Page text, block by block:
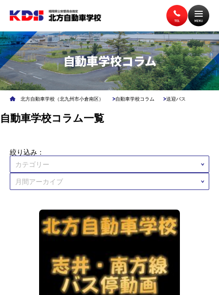
トップページ 入校案内
教習案内 講習案内
無料送迎バス
企業安全運転研修 学校交通安全講習
教習生ページ
自動車学校コラム
北方自動車学校（北九州市小倉南区） 自動車学校コラム 送迎バス
自動車学校コラム一覧
絞り込み：